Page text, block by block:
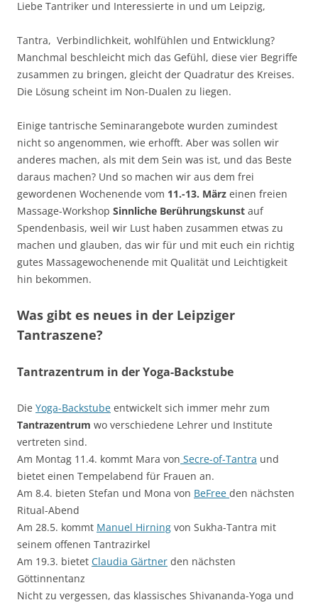
Liebe Tantriker und Interessierte in und um Leipzig,
Tantra, Verbindlichkeit, wohlfühlen und Entwicklung?
Manchmal beschleicht mich das Gefühl, diese vier Begriffe
zusammen zu bringen, gleicht der Quadratur des Kreises.
Die Lösung scheint im Non-Dualen zu liegen.
Einige tantrische Seminarangebote wurden zumindest
nicht so angenommen, wie erhofft. Aber was sollen wir
anderes machen, als mit dem Sein was ist, und das Beste
daraus machen? Und so machen wir aus dem frei
gewordenen Wochenende vom 11.-13. März einen freien
Massage-Workshop Sinnliche Berührungskunst auf
Spendenbasis, weil wir Lust haben zusammen etwas zu
machen und glauben, das wir für und mit euch ein richtig
gutes Massagewochenende mit Qualität und Leichtigkeit
hin bekommen.
Was gibt es neues in der Leipziger
Tantraszene?
Tantrazentrum in der Yoga-Backstube
Die Yoga-Backstube entwickelt sich immer mehr zum
Tantrazentrum wo verschiedene Lehrer und Institute
vertreten sind.
Am Montag 11.4. kommt Mara von Secre-of-Tantra und
bietet einen Tempelabend für Frauen an.
Am 8.4. bieten Stefan und Mona von BeFree den nächsten
Ritual-Abend
Am 28.5. kommt Manuel Hirning von Sukha-Tantra mit
seinem offenen Tantrazirkel
Am 19.3. bietet Claudia Gärtner den nächsten
Göttinnentanz
Nicht zu vergessen, das klassisches Shivananda-Yoga und